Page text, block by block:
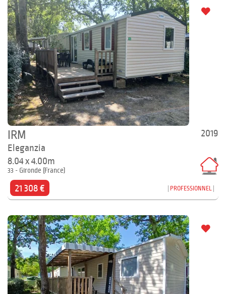
2019
IRM
Eleganzia
8.04 x 4.00m
33 - Gironde (France)
21 308 € PROFESSIONNEL